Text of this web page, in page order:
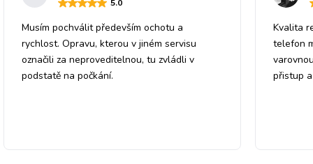
5.0
Musím pochválit především ochotu a
rychlost. Opravu, kterou v jiném servisu
označili za neproveditelnou, tu zvládli v
podstatě na počkání.
Kvalita
telefon
přistup